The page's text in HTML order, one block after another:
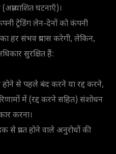
घटनाएँ)।
ट्रेडिंग लेन-देनों को कंपनी
का हर संभव प्रयास करेगी, लेकिन,
सुरक्षित हैं:
से पहले बंद करने या रद्द करने,
में (रद्द करने सहित) संशोधन
करना।
से प्राप्त होने वाले अनुरोधों की